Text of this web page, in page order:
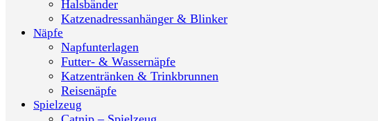
Halsbänder
Katzenadressanhänger & Blinker
Näpfe
Napfunterlagen
Futter- & Wassernäpfe
Katzentränken & Trinkbrunnen
Reisenäpfe
Spielzeug